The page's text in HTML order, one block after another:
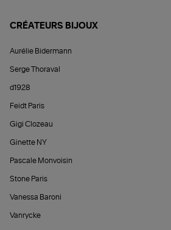
CRÉATEURS BIJOUX
Aurélie Bidermann
Serge Thoraval
d1928
Feidt Paris
Gigi Clozeau
Ginette NY
Pascale Monvoisin
Stone Paris
Vanessa Baroni
Vanrycke